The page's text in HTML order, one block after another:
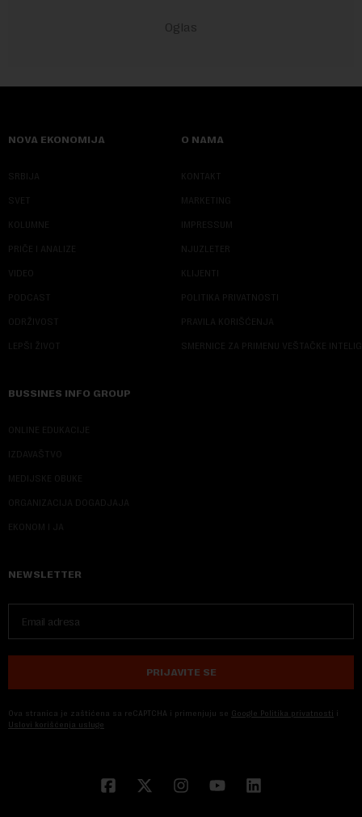
NOVA EKONOMIJA
SRBIJA
SVET
KOLUMNE
PRIČE I ANALIZE
VIDEO
PODCAST
ODRŽIVOST
LEPŠI ŽIVOT
O NAMA
KONTAKT
MARKETING
IMPRESSUM
NJUZLETER
KLIJENTI
POLITIKA PRIVATNOSTI
PRAVILA KORIŠĆENJA
SMERNICE ZA PRIMENU VEŠTAČKE
BUSSINES INFO GROUP
ONLINE EDUKACIJE
IZDAVAŠTVO
MEDIJSKE OBUKE
ORGANIZACIJA DOGADJAJA
EKONOM I JA
NEWSLETTER
PRIJAVITE SE
Ova stranica je zaštićena sa reCAPTCHA i primenjuju se Google Politika privatnosti i
Uslovi korišćenja usluge